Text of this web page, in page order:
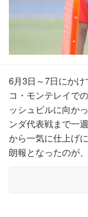
6月3日～7日にか
コ・モンテレイで
ッシュビルに向か
ンダ代表戦まで一
から一気に仕上げ
朗報となったのが